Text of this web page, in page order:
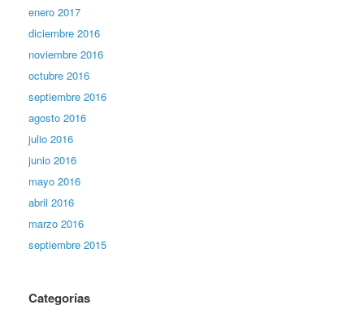
enero 2017
diciembre 2016
noviembre 2016
octubre 2016
septiembre 2016
agosto 2016
julio 2016
junio 2016
mayo 2016
abril 2016
marzo 2016
septiembre 2015
Categorías